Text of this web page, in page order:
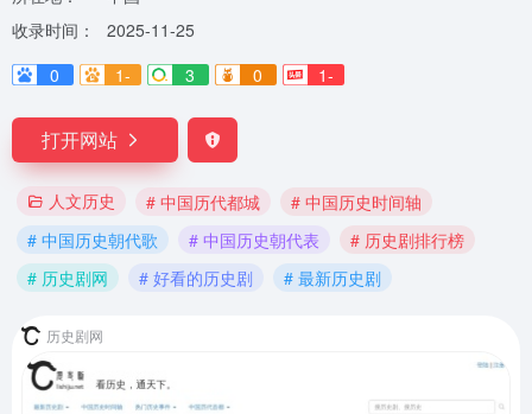
收录时间：
2025-11-25
0
1- 3 0 1-
打开网站
人文历史 # 中国历代都城
# 中国历史时间轴
# 中国历史朝代歌
# 中国历史朝代表
# 历史剧排行榜
# 历史剧网
# 好看的历史剧 # 最新历史剧
历史剧网